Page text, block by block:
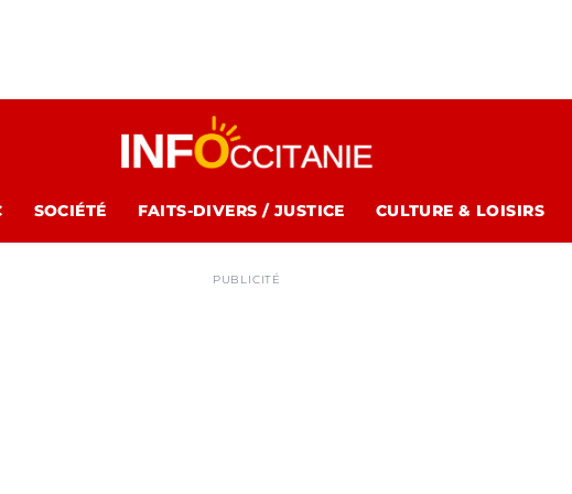
SOCIÉTÉ FAITS-DIVERS / JUSTICE CULTURE & LOISIRS
PUBLICITÉ